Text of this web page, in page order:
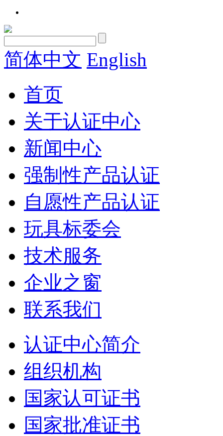
简体中文 English
首页
关于认证中心
新闻中心
强制性产品认证
自愿性产品认证
玩具标委会
技术服务
企业之窗
联系我们
认证中心简介
组织机构
国家认可证书
国家批准证书